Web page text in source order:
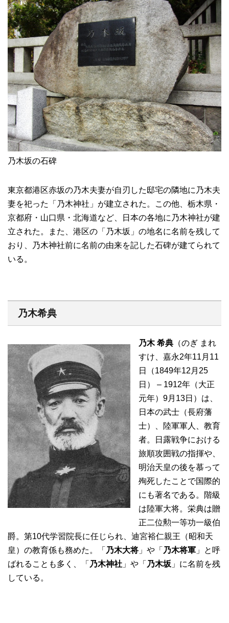
乃木坂の石碑
東京都港区赤坂の乃木夫妻が自刃した邸宅の隣地に乃木夫
妻を祀った「乃木神社」が建立された。この他、栃木県・
京都府・山口県・北海道など、日本の各地に乃木神社が建
立された。また、港区の「乃木坂」の地名に名前を残して
おり、乃木神社前に名前の由来を記した石碑が建てられて
いる。
乃木希典
乃木 希典 （のぎ まれ
すけ、嘉永2年11月11
日（1849年12月25
日） – 1912年（大正
元年）9月13日）は、
日本の武士（長府藩
士）、陸軍軍人、教育
者。日露戦争における
旅順攻囲戦の指揮や、
明治天皇の後を慕って
殉死したことで国際的
にも著名である。階級
は陸軍大将。栄典は贈
正二位勲一等功一級伯
爵。第10代学習院長に任じられ、迪宮裕仁親王（昭和天
皇）の教育係も務めた。「 乃木大将 」や「 乃木将軍 」と呼
ばれることも多く、「 乃木神社 」や「 乃木坂 」に名前を残
している。